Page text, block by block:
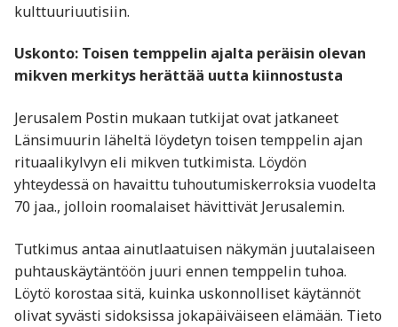
kulttuuriuutisiin.
Uskonto: Toisen temppelin ajalta peräisin olevan
mikven merkitys herättää uutta kiinnostusta
Jerusalem Postin mukaan tutkijat ovat jatkaneet
Länsimuurin läheltä löydetyn toisen temppelin ajan
rituaalikylvyn eli mikven tutkimista. Löydön
yhteydessä on havaittu tuhoutumiskerroksia vuodelta
70 jaa., jolloin roomalaiset hävittivät Jerusalemin.
Tutkimus antaa ainutlaatuisen näkymän juutalaiseen
puhtauskäytäntöön juuri ennen temppelin tuhoa.
Löytö korostaa sitä, kuinka uskonnolliset käytännöt
olivat syvästi sidoksissa jokapäiväiseen elämään. Tieto